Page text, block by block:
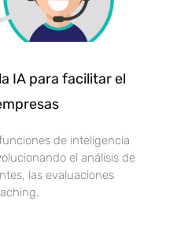
IA para facilitar el
de inteligencia
el análisis de
las evaluaciones